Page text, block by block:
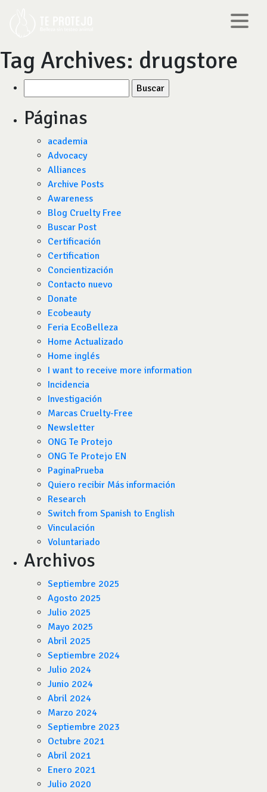
Tag Archives: drugstore
por:
Páginas
academia
Advocacy
Alliances
Archive Posts
Awareness
Blog Cruelty Free
Buscar Post
Certificación
Certification
Concientización
Contacto nuevo
Donate
Ecobeauty
Feria EcoBelleza
Home Actualizado
Home inglés
I want to receive more information
Incidencia
Investigación
Marcas Cruelty-Free
Newsletter
ONG Te Protejo
ONG Te Protejo EN
PaginaPrueba
Quiero recibir Más información
Research
Switch from Spanish to English
Vinculación
Voluntariado
Archivos
Septiembre 2025
Agosto 2025
Julio 2025
Mayo 2025
Abril 2025
Septiembre 2024
Julio 2024
Junio 2024
Abril 2024
Marzo 2024
Septiembre 2023
Octubre 2021
Abril 2021
Enero 2021
Julio 2020